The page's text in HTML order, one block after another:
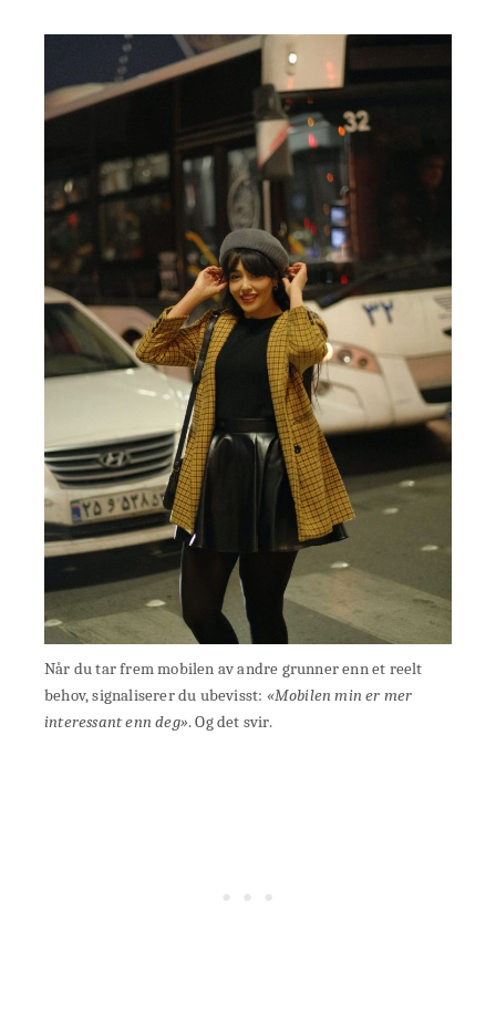
Når du tar frem mobilen av andre grunner enn et reelt
behov, signaliserer du ubevisst: «Mobilen min er mer
interessant enn deg». Og det svir.